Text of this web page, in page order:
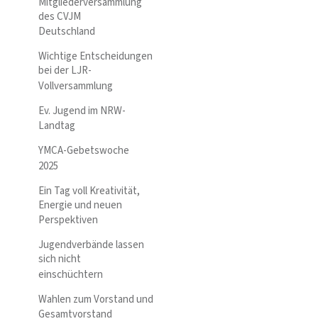
des CVJM
Deutschland
Wichtige Entscheidungen
bei der LJR-
Vollversammlung
Ev. Jugend im NRW-
Landtag
YMCA-Gebetswoche
2025
Ein Tag voll Kreativität,
Energie und neuen
Perspektiven
Jugendverbände lassen
sich nicht
einschüchtern
Wahlen zum Vorstand und
Gesamtvorstand